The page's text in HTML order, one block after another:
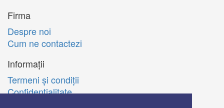
Firma
Despre noi
Cum ne contactezi
Informații
Termeni şi condiţii
Confidenţialitate